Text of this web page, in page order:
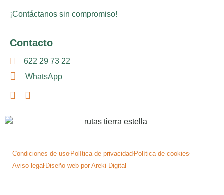
¡Contáctanos sin compromiso!
Contacto
622 29 73 22
WhatsApp
Condiciones de uso Política de privacidad Política de cookies
Aviso legal Diseño web por Areki Digital